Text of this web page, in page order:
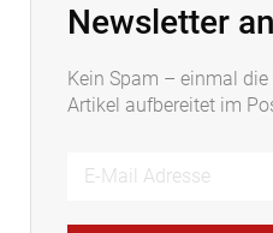
Newsletter an
Kein Spam – einmal
Artikel aufbereitet im